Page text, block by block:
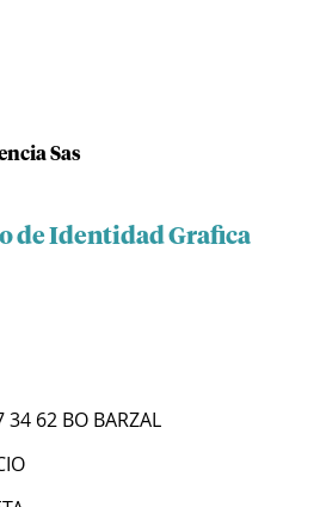
Sas
de Identidad Grafica
34 62 BO BARZAL